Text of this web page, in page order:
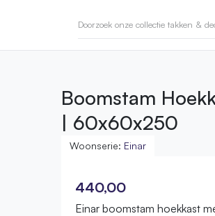
Boomstam
| 60x60x250
Woonserie: Einar
440,00
Einar boomstam hoekkast